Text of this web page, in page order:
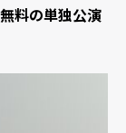
料の単独公演